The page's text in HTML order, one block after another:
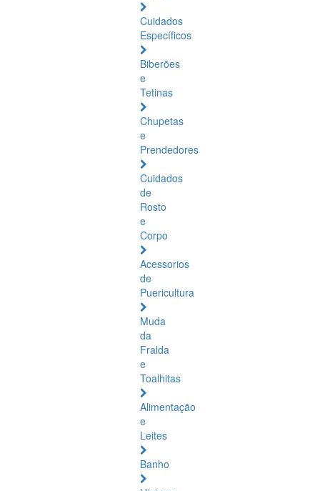
Cuidados
Específicos
Biberões
e
Tetinas
Chupetas
e
Prendedores
Cuidados
de
Rosto
e
Corpo
Acessorios
de
Puericultura
Muda
da
Fralda
e
Toalhitas
Alimentação
e
Leites
Banho